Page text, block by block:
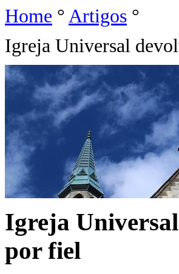
Home ° Artigos °
Igreja Universal
Igreja
por fiel